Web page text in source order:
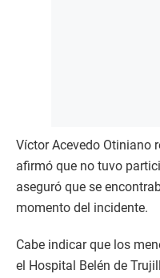
Víctor Acevedo Otiniano
afirmó que no tuvo
aseguró que se
momento del incidente.
Cabe indicar que los
el Hospital Belén de